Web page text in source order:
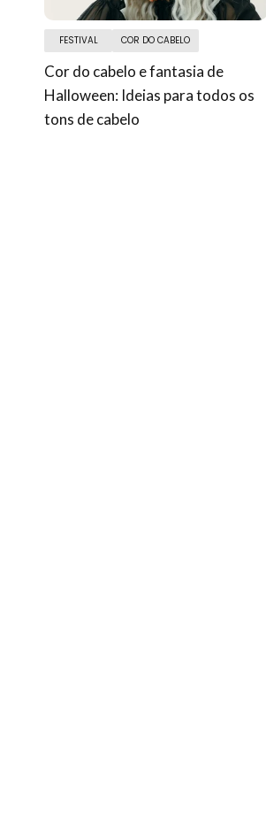
FESTIVAL COR DO CABELO
Cor do cabelo e fantasia de
Halloween: Ideias para todos os
tons de cabelo